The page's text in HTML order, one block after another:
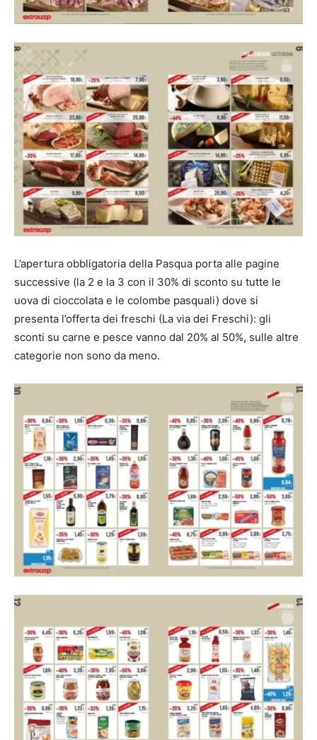
L’apertura obbligatoria della Pasqua porta alle pagine
successive (la 2 e la 3 con il 30% di sconto su tutte le
uova di cioccolata e le colombe pasquali) dove si
presenta l’offerta dei freschi (La via dei Freschi): gli
sconti su carne e pesce vanno dal 20% al 50%, sulle altre
categorie non sono da meno.